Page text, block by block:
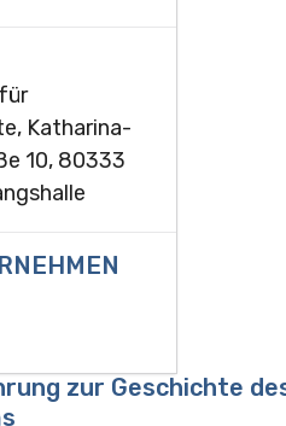
Katharina-
10, 80333
zur Geschichte